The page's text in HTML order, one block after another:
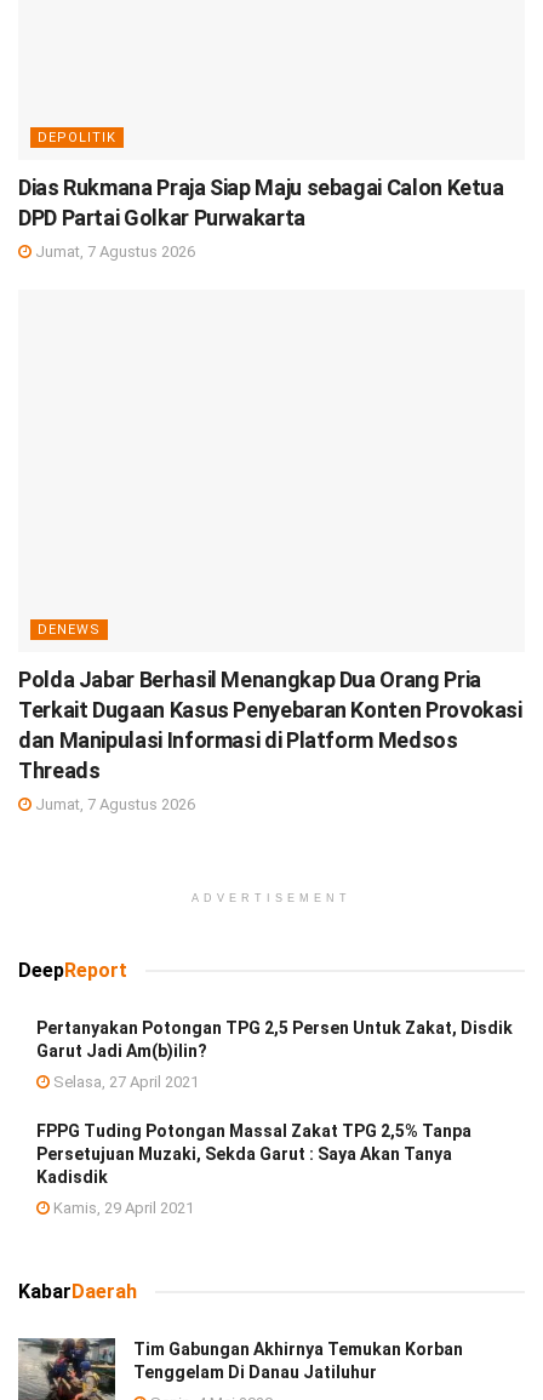
DEPOLITIK
Dias Rukmana Praja Siap Maju sebagai Calon Ketua
DPD Partai Golkar Purwakarta
Jumat, 7 Agustus 2026
DENEWS
Polda Jabar Berhasil Menangkap Dua Orang Pria
Terkait Dugaan Kasus Penyebaran Konten Provokasi
dan Manipulasi Informasi di Platform Medsos
Threads
Jumat, 7 Agustus 2026
ADVERTISEMENT
DeepReport
Pertanyakan Potongan TPG 2,5 Persen Untuk Zakat, Disdik
Garut Jadi Am(b)ilin?
Selasa, 27 April 2021
FPPG Tuding Potongan Massal Zakat TPG 2,5% Tanpa
Persetujuan Muzaki, Sekda Garut : Saya Akan Tanya
Kadisdik
Kamis, 29 April 2021
KabarDaerah
Tim Gabungan Akhirnya Temukan Korban
Tenggelam Di Danau Jatiluhur